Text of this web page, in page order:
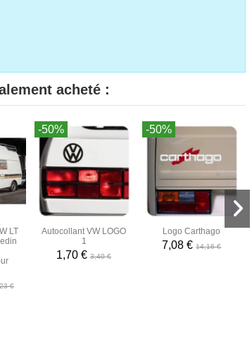
acheté :
LT
€
-50%
Autocollant VW LOGO
1
1,70 €3,40 €
-50%
Logo Carthago
7,08 €14,16 €